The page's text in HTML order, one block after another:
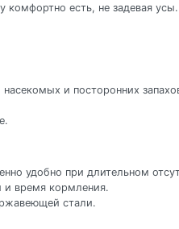
есть, не задевая усы.
и посторонних
удобно при длительном
и время кормления.
стали.